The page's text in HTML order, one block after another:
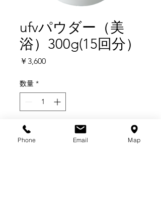
ufvパウダー（美
浴）300g(15回分）
￥3,600価
数量 *
美浴ufvバスパウダー
Phone Email Map